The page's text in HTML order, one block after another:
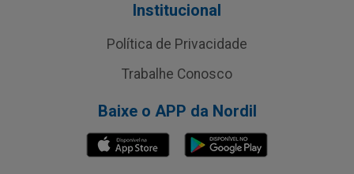
Institucional
Política de Privacidade
Trabalhe Conosco
Baixe o APP da Nordil